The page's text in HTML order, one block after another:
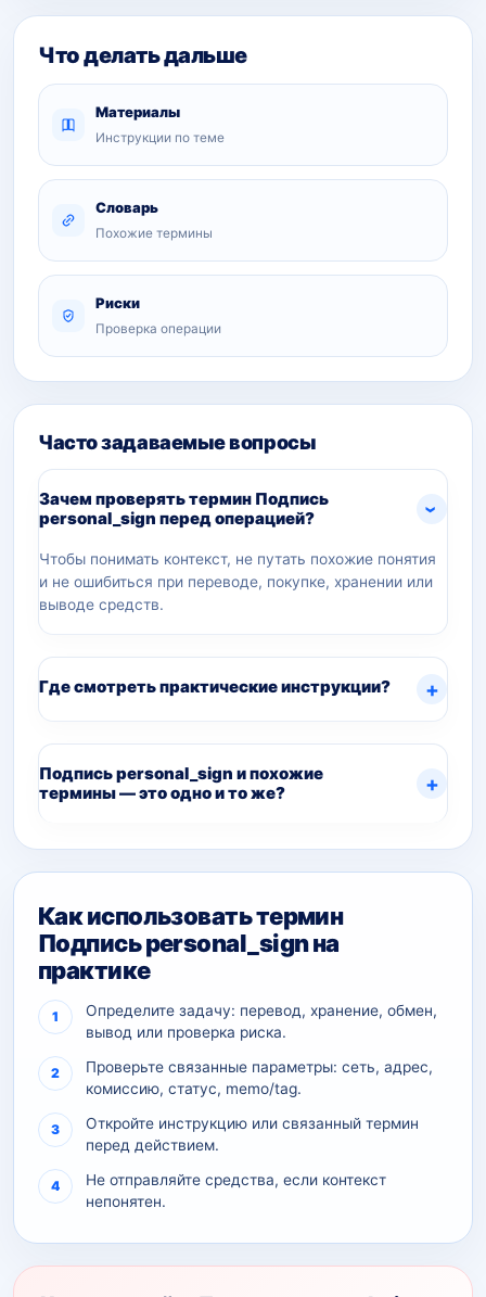
Что делать дальше
Материалы
Инструкции по теме
Словарь
Похожие термины
Риски
Проверка операции
Часто задаваемые вопросы
Зачем проверять термин Подпись
personal_sign перед операцией?
Чтобы понимать контекст, не путать похожие понятия
и не ошибиться при переводе, покупке, хранении или
выводе средств.
Где смотреть практические инструкции?
Подпись personal_sign и похожие
термины — это одно и то же?
Как использовать термин
Подпись personal_sign на
практике
Определите задачу: перевод, хранение, обмен,
вывод или проверка риска.
Проверьте связанные параметры: сеть, адрес,
комиссию, статус, memo/tag.
Откройте инструкцию или связанный термин
перед действием.
Не отправляйте средства, если контекст
непонятен.